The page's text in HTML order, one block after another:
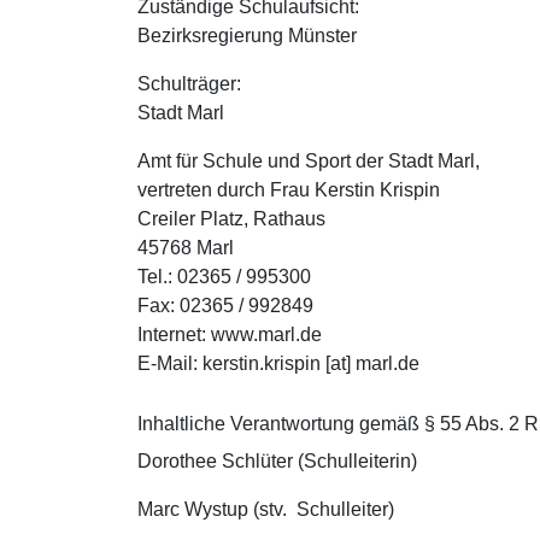
Zuständige Schulaufsicht:
Bezirksregierung Münster
Schulträger:
Stadt Marl
Amt für Schule und Sport der Stadt Marl,
vertreten durch Frau Kerstin Krispin
Creiler Platz, Rathaus
45768 Marl
Tel.: 02365 / 995300
Fax: 02365 / 992849
Internet: www.marl.de
E-Mail: kerstin.krispin [at] marl.de
Inhaltliche Verantwortung gemäß § 55 Abs. 2
Dorothee Schlüter (Schulleiterin)
Marc Wystup (stv. Schulleiter)